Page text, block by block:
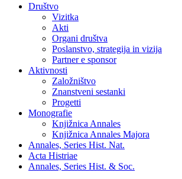
Društvo
Vizitka
Akti
Organi društva
Poslanstvo, strategija in vizija
Partner e sponsor
Aktivnosti
Založništvo
Znanstveni sestanki
Progetti
Monografie
Knjižnica Annales
Knjižnica Annales Majora
Annales, Series Hist. Nat.
Acta Histriae
Annales, Series Hist. & Soc.